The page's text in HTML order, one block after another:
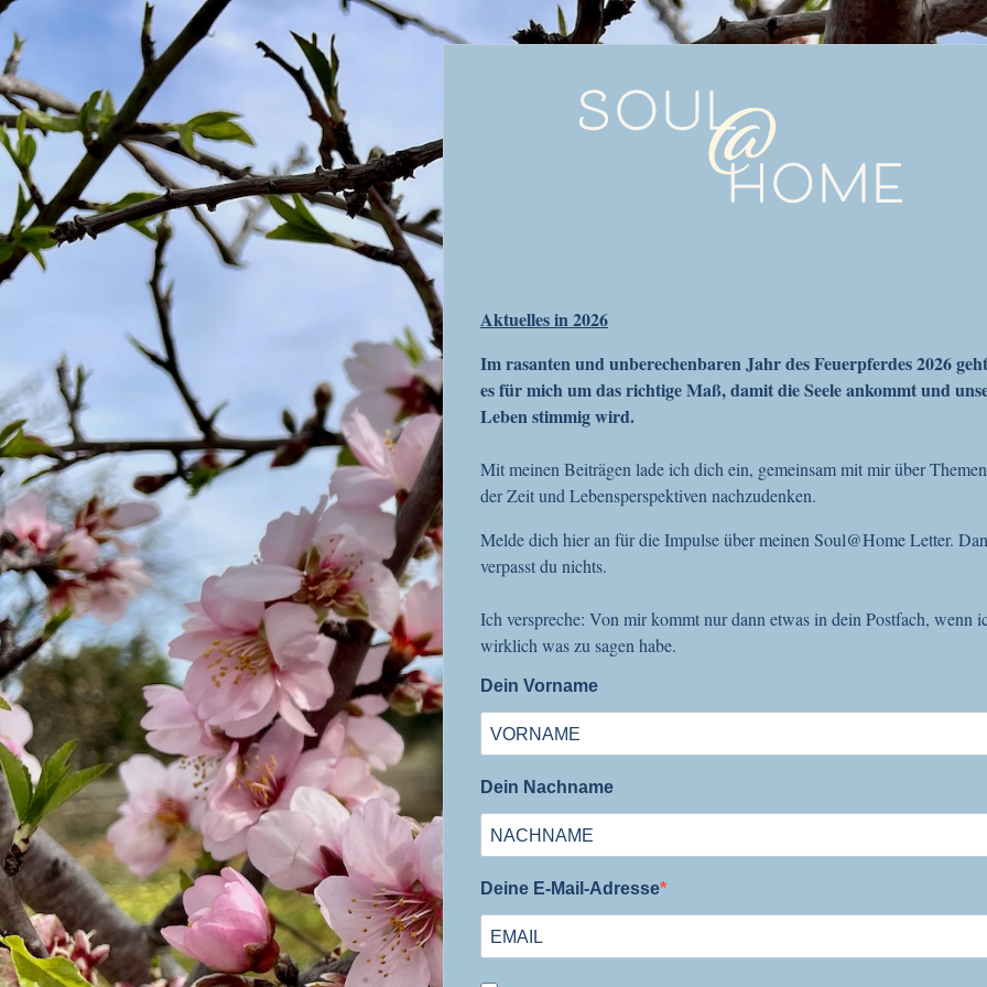
Aktuelles in 2026
Im rasanten und unberechenbaren Jahr des Feuerpferdes 2026 geht
es für mich um das richtige Maß, damit die Seele ankommt und
Leben stimmig wird.
Mit meinen Beiträgen lade ich dich ein, gemeinsam mit mir über Themen
der Zeit und Lebensperspektiven nachzudenken.
Melde dich hier an für die Impulse über meinen Soul@Home Letter.
verpasst du nichts.
Ich verspreche: Von mir kommt nur dann etwas in dein Postfach, wenn
wirklich was zu sagen habe.
Dein Vorname
Dein Nachname
Deine E-Mail-Adresse